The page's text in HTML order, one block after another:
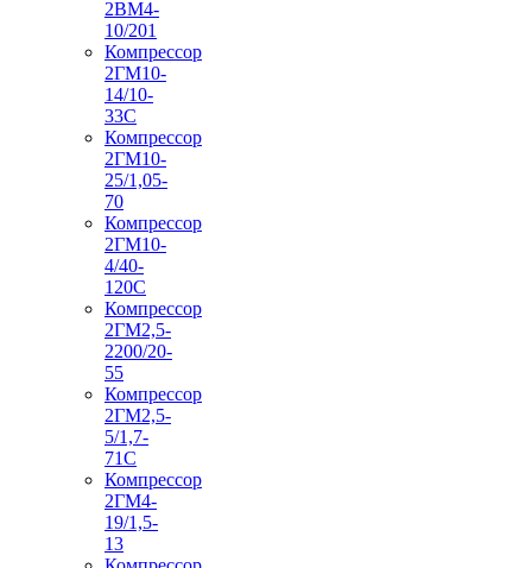
2ВМ4-
10/201
Компрессор
2ГМ10-
14/10-
33С
Компрессор
2ГМ10-
25/1,05-
70
Компрессор
2ГМ10-
4/40-
120С
Компрессор
2ГМ2,5-
2200/20-
55
Компрессор
2ГМ2,5-
5/1,7-
71С
Компрессор
2ГМ4-
19/1,5-
13